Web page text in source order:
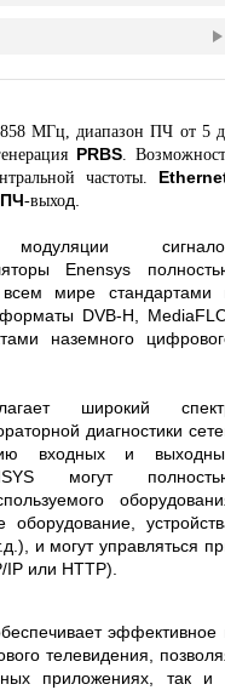
МГц, диапазон ПЧ от 5
PRBS.
частоты.
ПЧ-выход.
Enensys
мире стандартами
DVB-H,
наземного
широкий
диагностики
входных и
могут
оборудование,
и могут управляться
или HTTP).
эффективное
телевидения,
приложениях, так и